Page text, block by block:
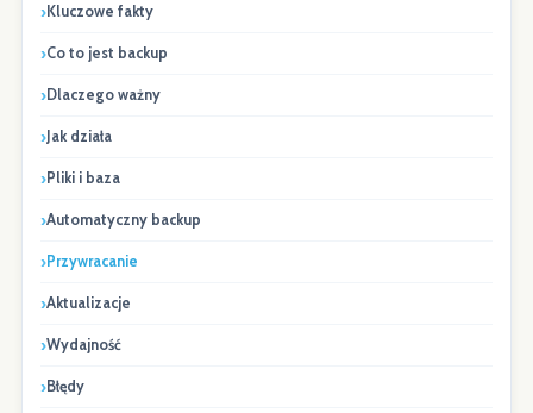
Kluczowe fakty
Co to jest backup
Dlaczego ważny
Jak działa
Pliki i baza
Automatyczny backup
Przywracanie
Aktualizacje
Wydajność
Błędy